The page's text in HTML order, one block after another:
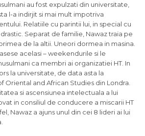
au fost expulzati din universitate,
l-a indirjit si mai mult impotriva
Relatiile cu parintii lui, in special cu
Separat de familie, Nawaz traia pe
de la altii. Uneori dormea in masina.
acelasi – weekendurile si le
ca membri ai organizatiei HT. In
la universitate, de data asta la
Oriental and African Studies din Londra.
si ascensiunea intelectuala a lui
in consiliul de conducere a miscarii HT
Nawaz a ajuns unul din cei 8 lideri ai lui